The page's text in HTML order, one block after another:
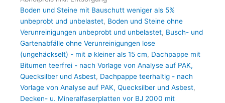
Boden und Steine mit Bauschutt weniger als 5%
unbeprobt und unbelastet, Boden und Steine ohne
Verunreinigungen unbeprobt und unbelastet, Busch- und
Gartenabfälle ohne Verunreinigungen lose
(ungehäckselt) - mit ∅ kleiner als 15 cm, Dachpappe mit
Bitumen teerfrei - nach Vorlage von Analyse auf PAK,
Quecksilber und Asbest, Dachpappe teerhaltig - nach
Vorlage von Analyse auf PAK, Quecksilber und Asbest,
Decken- u. Mineralfaserplatten vor BJ 2000 mit